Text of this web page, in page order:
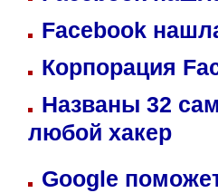
Facebook
Корпорация
Названы 32
любой хакер
Google